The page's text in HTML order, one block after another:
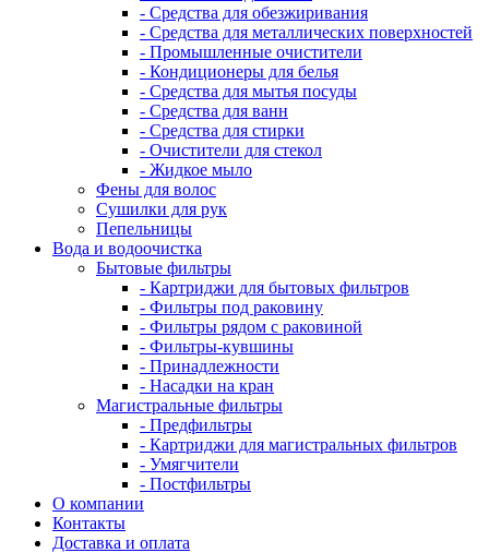
- Средства для обезжиривания
- Средства для металлических поверхностей
- Промышленные очистители
- Кондиционеры для белья
- Средства для мытья посуды
- Средства для ванн
- Средства для стирки
- Очистители для стекол
- Жидкое мыло
Фены для волос
Сушилки для рук
Пепельницы
Вода и водоочистка
Бытовые фильтры
- Картриджи для бытовых фильтров
- Фильтры под раковину
- Фильтры рядом с раковиной
- Фильтры-кувшины
- Принадлежности
- Насадки на кран
Магистральные фильтры
- Предфильтры
- Картриджи для магистральных фильтров
- Умягчители
- Постфильтры
О компании
Контакты
Доставка и оплата